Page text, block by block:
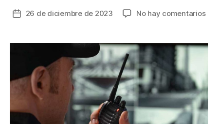
Fecha
entrada
26 de diciembre de 2023 No hay comentariosen
en
fin